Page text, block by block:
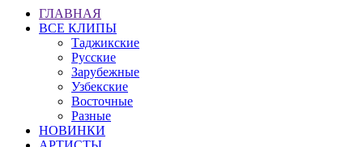
ГЛАВНАЯ
ВСЕ КЛИПЫ
Таджикские
Русские
Зарубежные
Узбекские
Восточные
Разные
НОВИНКИ